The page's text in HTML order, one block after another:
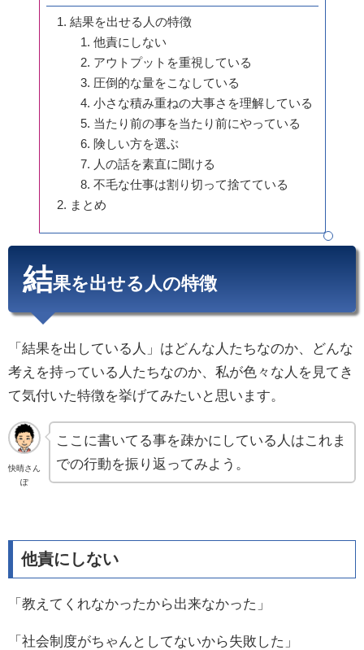
結果を出せる人の特徴
他責にしない
アウトプットを重視している
圧倒的な量をこなしている
小さな積み重ねの大事さを理解している
当たり前の事を当たり前にやっている
険しい方を選ぶ
人の話を素直に聞ける
不毛な仕事は割り切って捨てている
まとめ
結果を出せる人の特徴
「結果を出している人」はどんな人たちなのか、どんな
考えを持っている人たちなのか、私が色々な人を見てき
て気付いた特徴を挙げてみたいと思います。
快晴さん
ぽ
ここに書いてる事を疎かにしている人はこれま
での行動を振り返ってみよう。
他責にしない
「教えてくれなかったから出来なかった」
「社会制度がちゃんとしてないから失敗した」